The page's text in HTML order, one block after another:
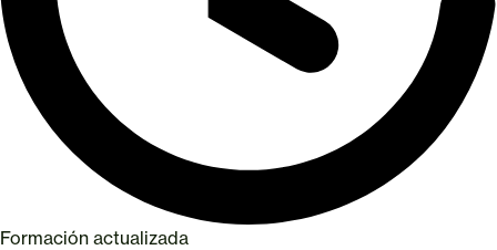
Formación actualizada